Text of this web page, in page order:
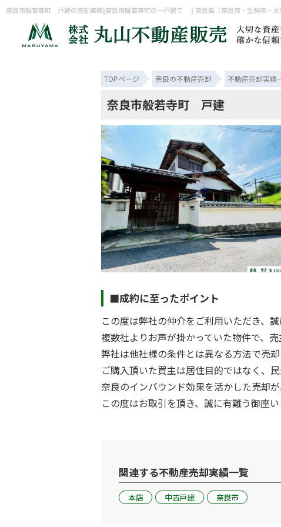
TOPページ 奈良の不動産売却 不動産売却実績
奈良市般若寺町 戸建
■成約に至ったポイント
この度は弊社の仲介をご利用いただき、
複数社よりお声が掛かっていた物件で、
弊社は他社様の条件とは異なる方法で売
ご購入頂いた買主は居住目的ではなく、
奈良のインバウンド効果を活かした売却が
この度はお取引を頂き、誠に有難う御座い
関連する不動産売却実績一覧
本店 中古戸建 奈良市